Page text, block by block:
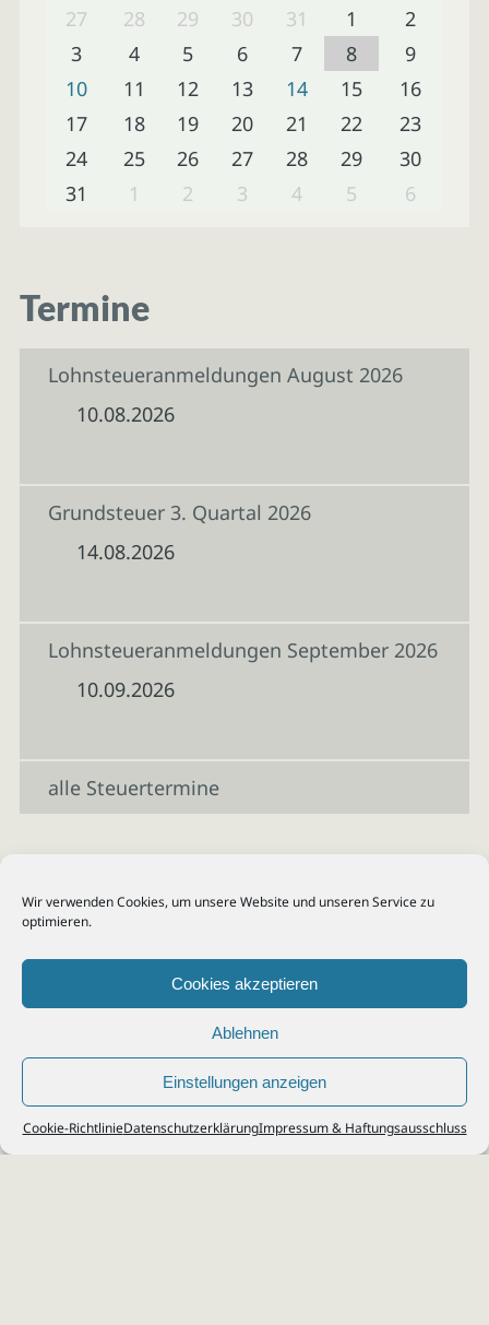
Wir verwenden Cookies, um unsere Website und unseren Service zu
optimieren.
Cookies akzeptieren
Ablehnen
Einstellungen anzeigen
Cookie-RichtlinieDatenschutzerklärungImpressum & Haftungsausschluss
27
28 29 30 31 1
2
3
4 5 6 7 8
9
10
11 12 13 14 15
16
17
18 19 20 21 22
23
24
25 26 27 28 29
30
31
1 2 3 4 5 6
Termine
Lohnsteueranmeldungen August 2026
10.08.2026
Grundsteuer 3. Quartal 2026
14.08.2026
Lohnsteueranmeldungen September 2026
10.09.2026
alle Steuertermine
© 2026Steuerberater Kempf, Köln - Steuerberatung Poll, Porz, Deutz, Mülheim,